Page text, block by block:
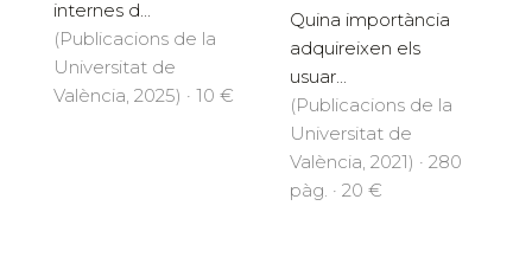
internes d...
(Publicacions de la
Universitat de
València, 2025) · 10 €
Quina importància
adquireixen els
usuar...
(Publicacions de la
Universitat de
València, 2021) · 280
pàg. · 20 €